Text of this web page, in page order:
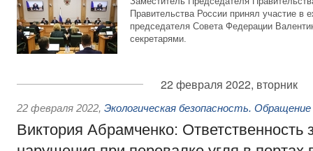
Правительства России принял участие в
председателя Совета Федерации
секретарями.
22 февраля 2022, вторник
22 февраля 2022, Экологическая безопасность.
Виктория Абрамченко: Ответственность